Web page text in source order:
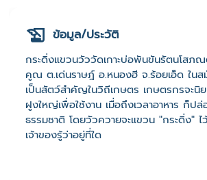
ข้อมูล/ประวัติ
กระดิ่งแขวนวัววัดเกาะบ่อพันขันรัตนโสภ
คูณ ต.เด่นราษฎ์ อ.หนองฮี จ.ร้อยเอ็ด ใน
เป็นสัตว์สำคัญในวิถีเกษตร เกษตรกรจะนิ
ฝูงใหญ่เพื่อใช้งาน เมื่อถึงเวลาอาหาร ก็ปล่
ธรรมชาติ โดยวัวควายจะแขวน "กระดิ่ง"
เจ้าของรู้ว่าอยู่ที่ใด